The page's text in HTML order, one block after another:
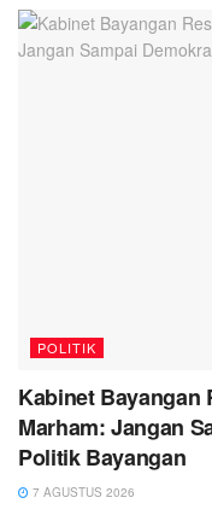
POLITIK
Kabinet Bayangan
Marham: Jangan
Politik Bayangan
7 AGUSTUS 2026